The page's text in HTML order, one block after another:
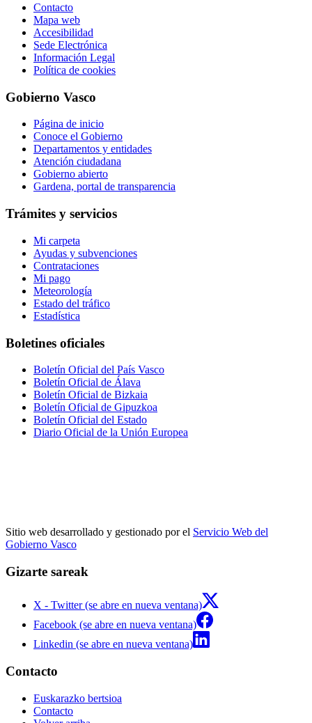
Contacto
Mapa web
Accesibilidad
Sede Electrónica
Información Legal
Política de cookies
Gobierno Vasco
Página de inicio
Conoce el Gobierno
Departamentos y entidades
Atención ciudadana
Gobierno abierto
Gardena, portal de transparencia
Trámites y servicios
Mi carpeta
Ayudas y subvenciones
Contrataciones
Mi pago
Meteorología
Estado del tráfico
Estadística
Boletines oficiales
Boletín Oficial del País Vasco
Boletín Oficial de Álava
Boletín Oficial de Bizkaia
Boletín Oficial de Gipuzkoa
Boletín Oficial del Estado
Diario Oficial de la Unión Europea
Sitio web desarrollado y gestionado por el Servicio Web del
Gobierno Vasco
Gizarte sareak
X - Twitter (se abre en nueva ventana)
Facebook (se abre en nueva ventana)
Linkedin (se abre en nueva ventana)
Contacto
Euskarazko bertsioa
Contacto